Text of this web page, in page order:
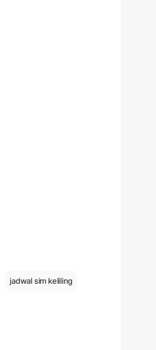
jadwal sim keliling